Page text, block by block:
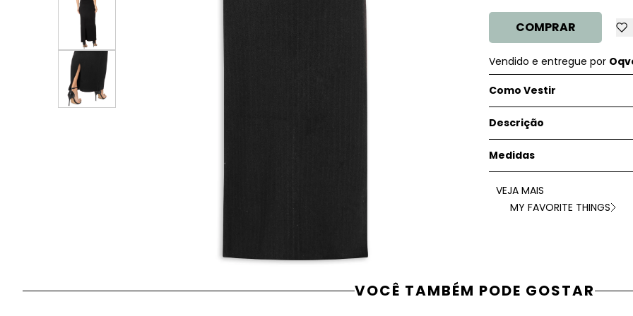
COMPRAR
Vendido e entregue por
Como Vestir
Descrição
Medidas
VEJA MAIS
MY FAVORITE THINGS
VOCÊ TAMBÉM PODE GOSTAR